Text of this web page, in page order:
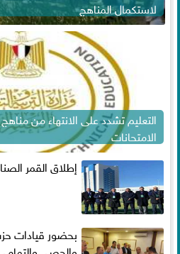
لاستكمال المناهج
الامتحانات
إطلاق القمر
بحضور قيادات